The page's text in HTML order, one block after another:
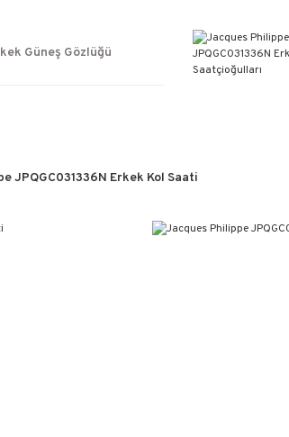
%100 ORİJİNAL
WEB SİTESİNE
Güneş Gözlüğü
JPQGC031336N Erkek Kol Saati